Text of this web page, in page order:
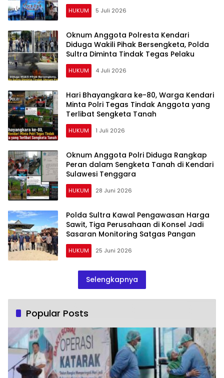
HUKUM 5 Juli 2026
Oknum Anggota Polresta Kendari
Diduga Wakili Pihak Bersengketa, Polda
Sultra Diminta Tindak Tegas Pelaku
HUKUM 4 Juli 2026
Hari Bhayangkara ke-80, Warga Kendari
Minta Polri Tegas Tindak Anggota yang
Terlibat Sengketa Tanah
HUKUM 1 Juli 2026
Oknum Anggota Polri Diduga Rangkap
Peran dalam Sengketa Tanah di Kendari
Sulawesi Tenggara
HUKUM 28 Juni 2026
Polda Sultra Kawal Pengawasan Harga
Sawit, Tiga Perusahaan di Konsel Jadi
Sasaran Monitoring Satgas Pangan
HUKUM 25 Juni 2026
Selengkapnya
Popular Posts